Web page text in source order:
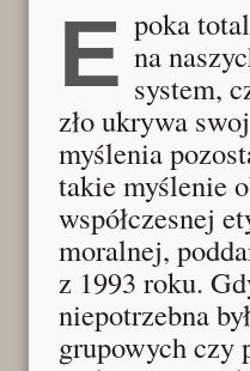
Epoka totalitaryzmów nie odeszła w przeszłość, a nawet na
system,
zło ukrywa
myślenia
takie myślenie
współczesnej
moralnej,
z 1993 roku.
niepotrzebna
grupowych czy